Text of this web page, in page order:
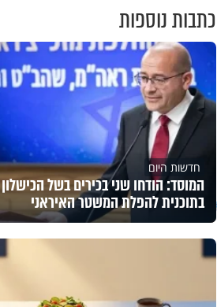
כתבות נוספות
חדשות היום
המוסד: הודחו שני בכירים בשל הכישלון
בתוכנית להפלת המשטר האיראני